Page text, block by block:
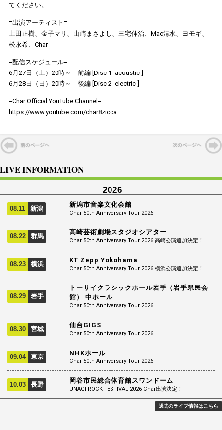
てください。
=出演アーティスト=
上田正樹、金子マリ、山崎まさよし、三宅伸治、Mac清水、ヨモギ、
松永希、Char
=配信スケジュール=
6月27日（土）20時～ 前編 [Disc 1 -acoustic-]
6月28日（日）20時～ 後編 [Disc 2 -electric-]
=Char Official YouTube Channel=
https://www.youtube.com/char8zicca
LIVE INFORMATION
2026
08.11 新潟 新潟市音楽文化会館
Char 50th Anniversary Tour 2026
08.22 群馬 高崎芸術劇場スタジオシアター
Char 50th Anniversary Tour 2026 高崎公演追加決定！
08.23 横浜 KT Zepp Yokohama
Char 50th Anniversary Tour 2026 横浜公演追加決定！
08.29 岩手
トーサイクラシックホール岩手（岩手県民会
館） 中ホール
Char 50th Anniversary Tour 2026
08.30 宮城 仙台GIGS
Char 50th Anniversary Tour 2026
09.04 東京 NHKホール
Char 50th Anniversary Tour 2026
10.03 長野 岡谷市民総合体育館スワンドーム
UNAGI ROCK FESTIVAL 2026 Char出演決定！
過去のライブ情報はこちら